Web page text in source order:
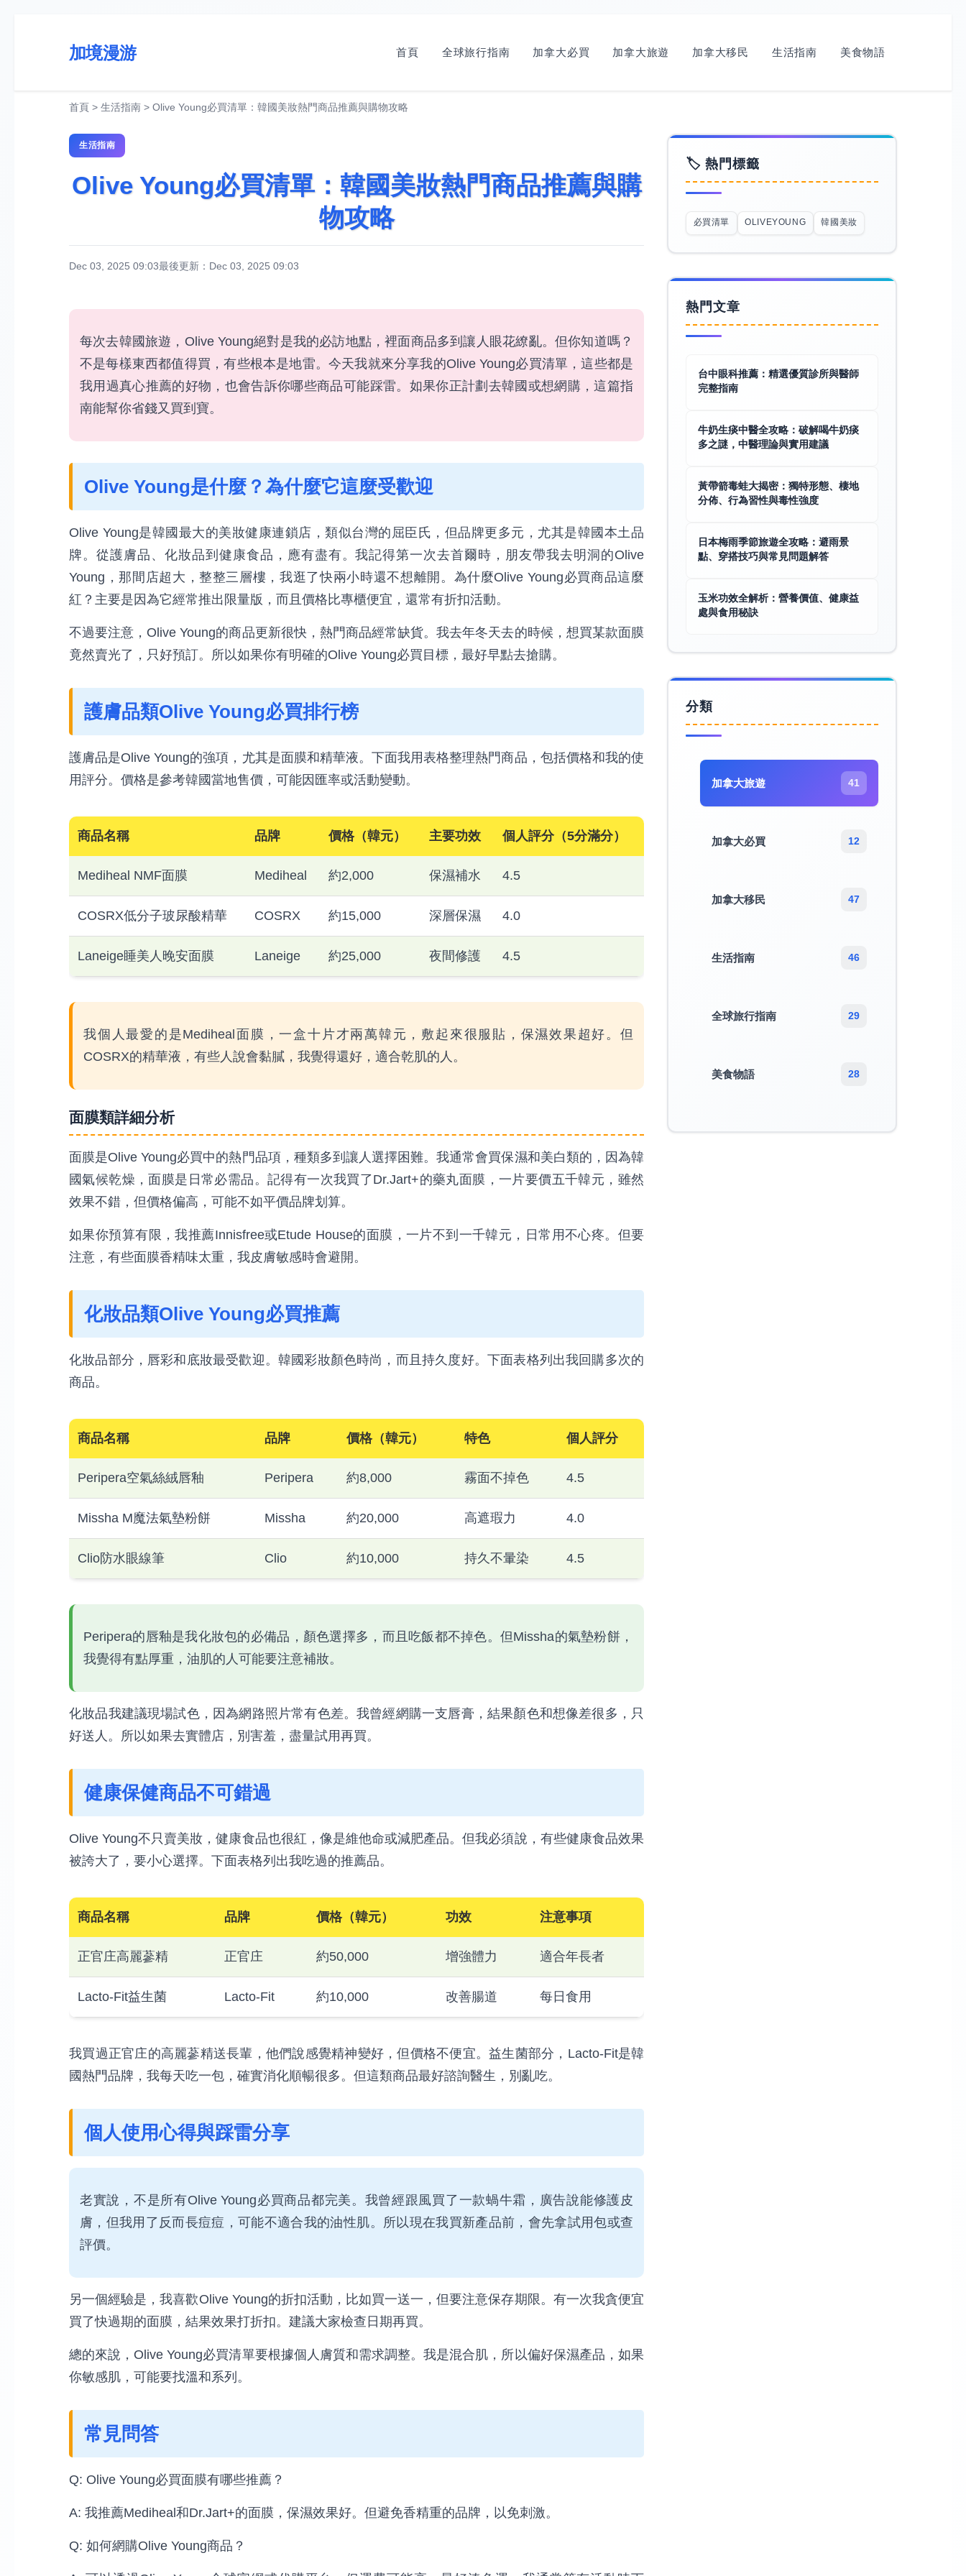
加境漫游 首頁 全球旅行指南 加拿大必買 加拿大旅遊​ 加拿大移民 生活指南 美食物語
首頁 > 生活指南 > Olive Young必買清單：韓國美妝熱門商品推薦與購物攻略
生活指南
Olive Young必買清單：韓國美妝熱門商品推薦與購
物攻略
Dec 03, 2025 09:03最後更新：Dec 03, 2025 09:03
每次去韓國旅遊，Olive Young絕對是我的必訪地點，裡面商品多到讓人眼花繚亂。但你知道嗎？
不是每樣東西都值得買，有些根本是地雷。今天我就來分享我的Olive Young必買清單，這些都是
我用過真心推薦的好物，也會告訴你哪些商品可能踩雷。如果你正計劃去韓國或想網購，這篇指
南能幫你省錢又買到寶。
Olive Young是什麼？為什麼它這麼受歡迎
Olive Young是韓國最大的美妝健康連鎖店，類似台灣的屈臣氏，但品牌更多元，尤其是韓國本土品
牌。從護膚品、化妝品到健康食品，應有盡有。我記得第一次去首爾時，朋友帶我去明洞的Olive
Young，那間店超大，整整三層樓，我逛了快兩小時還不想離開。為什麼Olive Young必買商品這麼
紅？主要是因為它經常推出限量版，而且價格比專櫃便宜，還常有折扣活動。
不過要注意，Olive Young的商品更新很快，熱門商品經常缺貨。我去年冬天去的時候，想買某款面膜
竟然賣光了，只好預訂。所以如果你有明確的Olive Young必買目標，最好早點去搶購。
護膚品類Olive Young必買排行榜
護膚品是Olive Young的強項，尤其是面膜和精華液。下面我用表格整理熱門商品，包括價格和我的使
用評分。價格是參考韓國當地售價，可能因匯率或活動變動。
商品名稱 品牌 價格（韓元） 主要功效 個人評分（5分滿分）
Mediheal NMF面膜 Mediheal 約2,000 保濕補水 4.5
COSRX低分子玻尿酸精華 COSRX 約15,000 深層保濕 4.0
Laneige睡美人晚安面膜 Laneige 約25,000 夜間修護 4.5
我個人最愛的是Mediheal面膜，一盒十片才兩萬韓元，敷起來很服貼，保濕效果超好。但
COSRX的精華液，有些人說會黏膩，我覺得還好，適合乾肌的人。
面膜類詳細分析
面膜是Olive Young必買中的熱門品項，種類多到讓人選擇困難。我通常會買保濕和美白類的，因為韓
國氣候乾燥，面膜是日常必需品。記得有一次我買了Dr.Jart+的藥丸面膜，一片要價五千韓元，雖然
效果不錯，但價格偏高，可能不如平價品牌划算。
如果你預算有限，我推薦Innisfree或Etude House的面膜，一片不到一千韓元，日常用不心疼。但要
注意，有些面膜香精味太重，我皮膚敏感時會避開。
化妝品類Olive Young必買推薦
化妝品部分，唇彩和底妝最受歡迎。韓國彩妝顏色時尚，而且持久度好。下面表格列出我回購多次的
商品。
商品名稱 品牌 價格（韓元） 特色 個人評分
Peripera空氣絲絨唇釉 Peripera 約8,000 霧面不掉色 4.5
Missha M魔法氣墊粉餅 Missha 約20,000 高遮瑕力 4.0
Clio防水眼線筆 Clio 約10,000 持久不暈染 4.5
Peripera的唇釉是我化妝包的必備品，顏色選擇多，而且吃飯都不掉色。但Missha的氣墊粉餅，
我覺得有點厚重，油肌的人可能要注意補妝。
化妝品我建議現場試色，因為網路照片常有色差。我曾經網購一支唇膏，結果顏色和想像差很多，只
好送人。所以如果去實體店，別害羞，盡量試用再買。
健康保健商品不可錯過
Olive Young不只賣美妝，健康食品也很紅，像是維他命或減肥產品。但我必須說，有些健康食品效果
被誇大了，要小心選擇。下面表格列出我吃過的推薦品。
商品名稱 品牌 價格（韓元） 功效 注意事項
正官庄高麗蔘精 正官庄 約50,000 增強體力 適合年長者
Lacto-Fit益生菌 Lacto-Fit 約10,000 改善腸道 每日食用
我買過正官庄的高麗蔘精送長輩，他們說感覺精神變好，但價格不便宜。益生菌部分，Lacto-Fit是韓
國熱門品牌，我每天吃一包，確實消化順暢很多。但這類商品最好諮詢醫生，別亂吃。
個人使用心得與踩雷分享
老實說，不是所有Olive Young必買商品都完美。我曾經跟風買了一款蝸牛霜，廣告說能修護皮
膚，但我用了反而長痘痘，可能不適合我的油性肌。所以現在我買新產品前，會先拿試用包或查
評價。
另一個經驗是，我喜歡Olive Young的折扣活動，比如買一送一，但要注意保存期限。有一次我貪便宜
買了快過期的面膜，結果效果打折扣。建議大家檢查日期再買。
總的來說，Olive Young必買清單要根據個人膚質和需求調整。我是混合肌，所以偏好保濕產品，如果
你敏感肌，可能要找溫和系列。
常見問答
Q: Olive Young必買面膜有哪些推薦？
A: 我推薦Mediheal和Dr.Jart+的面膜，保濕效果好。但避免香精重的品牌，以免刺激。
Q: 如何網購Olive Young商品？
🏷️ 熱門標籤
必買清單 OLIVEYOUNG 韓國美妝
熱門文章
台中眼科推薦：精選優質診所與醫師
完整指南
牛奶生痰中醫全攻略：破解喝牛奶痰
多之謎，中醫理論與實用建議
黃帶箭毒蛙大揭密：獨特形態、棲地
分佈、行為習性與毒性強度
日本梅雨季節旅遊全攻略：避雨景
點、穿搭技巧與常見問題解答
玉米功效全解析：營養價值、健康益
處與食用秘訣
分類
加拿大旅遊​ 41
加拿大必買 12
加拿大移民 47
生活指南 46
全球旅行指南 29
美食物語 28